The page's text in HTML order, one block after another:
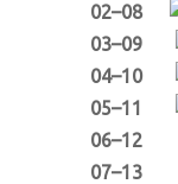
02–08
03–09
04–10
05–11
06–12
07–13